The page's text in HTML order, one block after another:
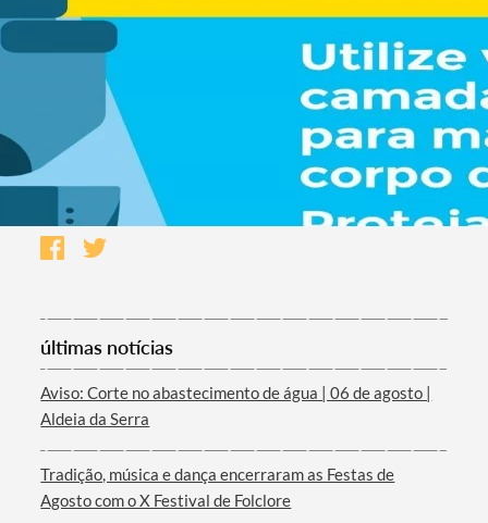
últimas notícias
Aviso: Corte no abastecimento de água | 06 de agosto |
Aldeia da Serra
Tradição, música e dança encerraram as Festas de
Agosto com o X Festival de Folclore